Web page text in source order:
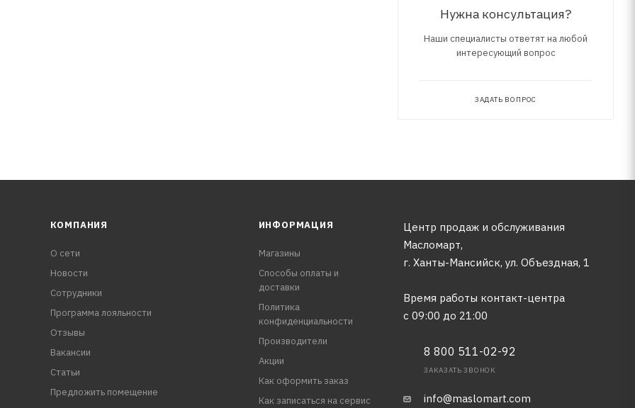
Нужна консультация?
Наши специалисты ответят на любой
интересующий вопрос
ЗАДАТЬ ВОПРОС
КОМПАНИЯ
О сети
Новости
Сотрудники
Программа лояльности
Отзывы
Вакансии
Статьи
Предложить помещение
ИНФОРМАЦИЯ
Магазины
Способы оплаты и
доставки
Политика
конфиденциальности
Производители
Акции
Как оформить заказ
Как записаться на сервис
Центр продаж и обслуживания
Масломарт,
г. Ханты-Мансийск, ул. Объездная, 1
Время работы контакт-центра
с 09:00 до 21:00
8 800 511-02-92
ЗАКАЗАТЬ ЗВОНОК
info@maslomart.com